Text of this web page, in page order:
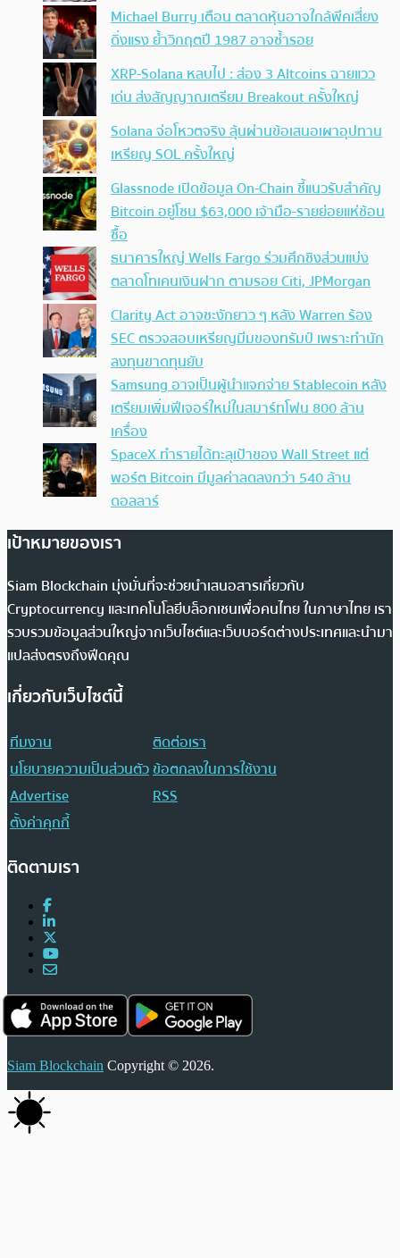
Michael Burry เตือน ตลาดหุ้นอาจใกล้พีคเสี่ยง
ดิ่งแรง ย้ำวิกฤตปี 1987 อาจซ้ำรอย
XRP-Solana หลบไป : ส่อง 3 Altcoins ฉายแวว
เด่น ส่งสัญญาณเตรียม Breakout ครั้งใหญ่
Solana จ่อโหวตจริง ลุ้นผ่านข้อเสนอเผาอุปทาน
เหรียญ SOL ครั้งใหญ่
Glassnode เปิดข้อมูล On-Chain ชี้แนวรับสำคัญ
Bitcoin อยู่โซน $63,000 เจ้ามือ-รายย่อยแห่ช้อน
ซื้อ
ธนาคารใหญ่ Wells Fargo ร่วมศึกชิงส่วนแบ่ง
ตลาดโทเคนเงินฝาก ตามรอย Citi, JPMorgan
Clarity Act อาจชะงักยาว ๆ หลัง Warren ร้อง
SEC ตรวจสอบเหรียญมีมของทรัมป์ เพราะทำนัก
ลงทุนขาดทุนยับ
Samsung อาจเป็นผู้นำแจกจ่าย Stablecoin หลัง
เตรียมเพิ่มฟีเจอร์ใหม่ในสมาร์ทโฟน 800 ล้าน
เครื่อง
SpaceX ทำรายได้ทะลุเป้าของ Wall Street แต่
พอร์ต Bitcoin มีมูลค่าลดลงกว่า 540 ล้าน
ดอลลาร์
เป้าหมายของเรา
Siam Blockchain มุ่งมั่นที่จะช่วยนำเสนอสารเกี่ยวกับ
Cryptocurrency และเทคโนโลยีบล็อกเชนเพื่อคนไทย ในภาษาไทย เรา
รวบรวมข้อมูลส่วนใหญ่จากเว็บไซต์และเว็บบอร์ดต่างประเทศและนำมา
แปลส่งตรงถึงฟีดคุณ
เกี่ยวกับเว็บไซต์นี้
ทีมงาน
ติดต่อเรา
นโยบายความเป็นส่วนตัวข้อตกลงในการใช้งาน
Advertise
RSS
ตั้งค่าคุกกี้
ติดตามเรา
Siam Blockchain Copyright © 2026.